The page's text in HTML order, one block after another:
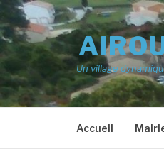
Aller
au
contenu
Un village
Accueil